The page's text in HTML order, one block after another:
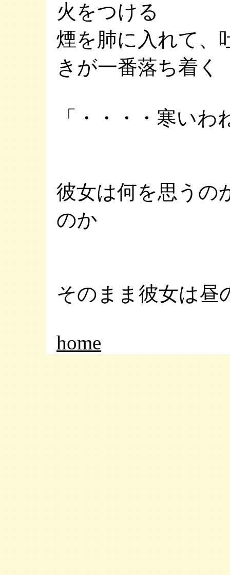
火をつける
煙を肺に入れて、
きが一番落ち着く
「・・・・寒いわ
彼女は何を思うの
のか
そのまま彼女は昼
home